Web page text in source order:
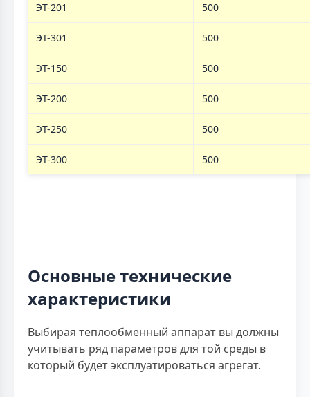
ЭТ-201 500
ЭТ-301 500
ЭТ-150 500
ЭТ-200 500
ЭТ-250 500
ЭТ-300 500
Основные технические
характеристики
Выбирая теплообменный аппарат вы должны
учитывать ряд параметров для той среды в
который будет эксплуатироваться агрегат.